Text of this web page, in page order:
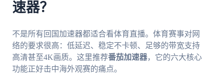
速器？
不是所有回国加速器都适合看体育直播。体育赛事对网
络的要求很高：低延迟、稳定不卡顿、足够的带宽支持
高清甚至4K画质。这里推荐番茄加速器，它的六大核心
功能正好击中海外观赛的痛点。